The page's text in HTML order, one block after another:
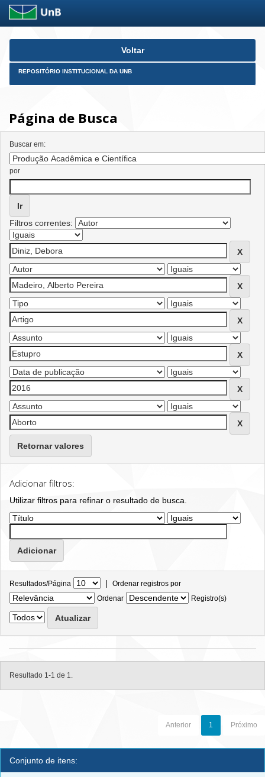
Skip
Voltar
REPOSITÓRIO INSTITUCIONAL DA UNB
Página de Busca
Buscar em:
por
Filtros correntes:
Retornar valores
Adicionar filtros:
Utilizar filtros para refinar o resultado de busca.
Resultados/Página | Ordenar registros por
Ordenar
Registro(s)
Resultado 1-1 de 1.
Anterior 1 Próximo
Conjunto de itens: